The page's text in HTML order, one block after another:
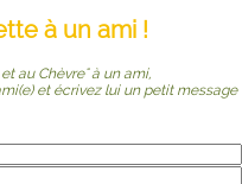
à un ami !
au Chèvre" à un ami,
et écrivez lui un petit message